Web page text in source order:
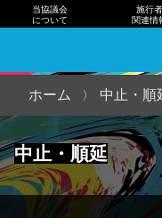
当協議会
について
施行者
関連情
中止・順延
ホーム 中止・順